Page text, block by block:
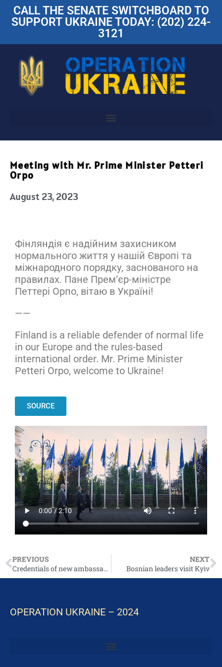
CALL THE SENATE SWITCHBOARD TO
SUPPORT UKRAINE TODAY: (202) 224-
3121
Meeting with Mr. Prime Minister Petteri
Orpo
August 23, 2023
Фінляндія є надійним захисником
нормального життя у нашій Європі та
міжнародного порядку, заснованого на
правилах. Пане Премʼєр-міністре
Петтері Орпо, вітаю в Україні!
——
Finland is a reliable defender of normal life
in our Europe and the rules-based
international order. Mr. Prime Minister
Petteri Orpo, welcome to Ukraine!
SOURCE
PREVIOUS
Credentials of new ambassadors who arrived to work in Ukraine. Germany, Indonesia, Sweden, Chile, Colombia and Peru.
NEXT
Bosnian leaders visit Kyiv
OPERATION UKRAINE – 2024